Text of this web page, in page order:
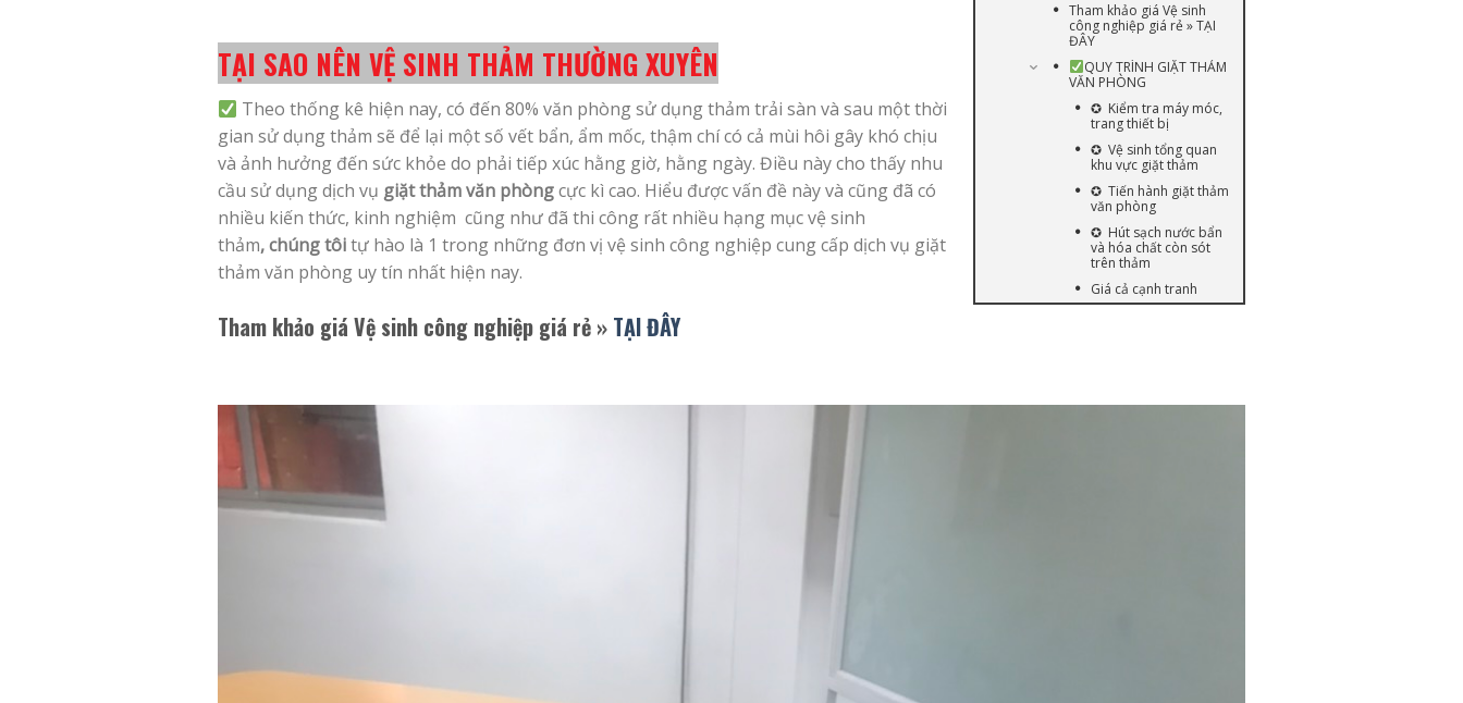
Tham khảo giá Vệ sinh
công nghiệp giá rẻ » TẠI
ĐÂY
QUY TRÌNH GIẶT THẢM
VĂN PHÒNG
✪ Kiểm tra máy móc,
trang thiết bị
✪ Vệ sinh tổng quan
khu vực giặt thảm
✪ Tiến hành giặt thảm
văn phòng
✪ Hút sạch nước bẩn
và hóa chất còn sót
trên thảm
Giá cả cạnh tranh
TẠI SAO NÊN VỆ SINH THẢM THƯỜNG XUYÊN
Theo thống kê hiện nay, có đến 80% văn phòng sử dụng thảm trải sàn và sau một thời
gian sử dụng thảm sẽ để lại một số vết bẩn, ẩm mốc, thậm chí có cả mùi hôi gây khó chịu
và ảnh hưởng đến sức khỏe do phải tiếp xúc hằng giờ, hằng ngày. Điều này cho thấy nhu
cầu sử dụng dịch vụ giặt thảm văn phòngcực kì cao. Hiểu được vấn đề này và cũng đã có
nhiều kiến thức, kinh nghiệm cũng như đã thi công rất nhiều hạng mục vệ sinh
thảm, chúng tôi tự hào là 1 trong những đơn vị vệ sinh công nghiệp cung cấp dịch vụ giặt
thảm văn phòng uy tín nhất hiện nay.
Tham khảo giá Vệ sinh công nghiệp giá rẻ» TẠI ĐÂY